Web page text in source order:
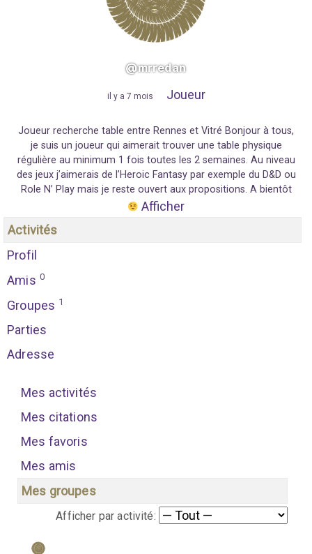
@mrredan
il y a 7 mois Joueur
Joueur recherche table entre Rennes et Vitré Bonjour à tous,
je suis un joueur qui aimerait trouver une table physique
régulière au minimum 1 fois toutes les 2 semaines. Au niveau
des jeux j’aimerais de l’Heroic Fantasy par exemple du D&D ou
Role N’ Play mais je reste ouvert aux propositions. A bientôt
Afficher
Activités
Profil
Amis 0
Groupes 1
Parties
Adresse
Mes activités
Mes citations
Mes favoris
Mes amis
Mes groupes
Afficher par activité: